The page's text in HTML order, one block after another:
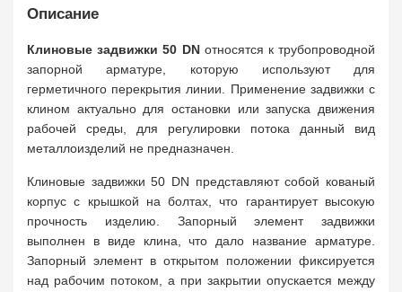
Описание
Клиновые задвижки 50 DNотносятся к трубопроводной
запорной арматуре, которую используют для
герметичного перекрытия линии. Применение задвижки с
клином актуально для остановки или запуска движения
рабочей среды, для регулировки потока данный вид
металлоизделий не предназначен.
Клиновые задвижки 50 DN представляют собой кованый
корпус с крышкой на болтах, что гарантирует высокую
прочность изделию. Запорный элемент задвижки
выполнен в виде клина, что дало название арматуре.
Запорный элемент в открытом положении фиксируется
над рабочим потоком, а при закрытии опускается между